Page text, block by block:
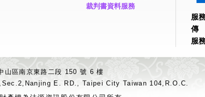
裁判書資料服務
服
傳
服
山區南京東路二段 150 號 6 樓
E. RD., Taipei City Taiwan 104,R.O.C.